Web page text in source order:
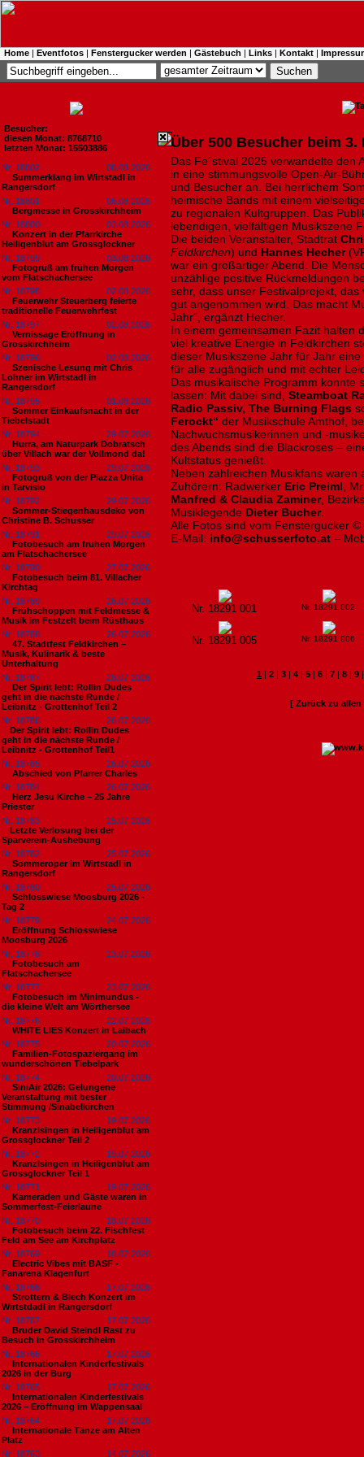
Home | Eventfotos | Fenstergucker werden | Gästebuch | Links | Kontakt |
Besucher:
diesen Monat: 8768710
letzten Monat: 15503886
Nr. 18802
08.08.2026
Summerklang im Wirtstadl in
Rangersdorf
Nr. 18801
06.08.2026
Bergmesse in Grosskirchheim
Nr. 18800
03.08.2026
Konzert in der Pfarrkirche
Heiligenblut am Grossglockner
Nr. 18799
03.08.2026
Fotogruß am frühen Morgen
vom Flatschachersee
Nr. 18798
02.08.2026
Feuerwehr Steuerberg feierte
traditionelle Feuerwehrfest
Nr. 18797
02.08.2026
Vernissage Eröffnung in
Grosskirchheim
Nr. 18796
02.08.2026
Szenische Lesung mit Chris
Lohner im Wirtstadl in
Rangersdorf
Nr. 18795
01.08.2026
Sommer Einkaufsnacht in der
Tiebelstadt
Nr. 18794
29.07.2026
Hurra, am Naturpark Dobratsch
über Villach war der Vollmond da!
Nr. 18793
29.07.2026
Fotogruß von der Piazza Unita
in Tarvisio
Nr. 18792
29.07.2026
Sommer-Stiegenhausdeko von
Christine B. Schusser
Nr. 18791
29.07.2026
Fotobesuch am frühen Morgen
am Flatschachersee
Nr. 18790
27.07.2026
Fotobesuch beim 81. Villacher
Kirchtag
Nr. 18789
26.07.2026
Frühschoppen mit Feldmesse &
Musik im Festzelt beim Rüsthaus
Nr. 18788
26.07.2026
47. Stadtfest Feldkirchen –
Musik, Kulinarik & beste
Unterhaltung
Nr. 18787
26.07.2026
Der Spirit lebt: Rollin Dudes
geht in die nächste Runde /
Leibnitz - Grottenhof Teil 2
Nr. 18786
26.07.2026
​Der Spirit lebt: Rollin Dudes
geht in die nächste Runde /
Leibnitz - Grottenhof Teil1
Nr. 18785
26.07.2026
Abschied von Pfarrer Charles
Nr. 18784
26.07.2026
Herz Jesu Kirche – 25 Jahre
Priester
Nr. 18783
25.07.2026
​Letzte Verlosung bei der
Sparverein-Aushebung
Nr. 18782
25.07.2026
Sommeroper im Wirtstadl in
Rangersdorf
Nr. 18780
25.07.2026
Schlosswiese Moosburg 2026 -
Tag 2
Nr. 18779
24.07.2026
Eröffnung Schlosswiese
Moosburg 2026
Nr. 18778
23.07.2026
Fotobesuch am
Flatschachersee
Nr. 18777
23.07.2026
Fotobesuch im Minimundus -
die kleine Welt am Wörthersee
Nr. 18776
22.07.2026
WHITE LIES Konzert in Laibach
Nr. 18775
20.07.2026
Familien-Fotospaziergang im
wunderschönen Tiebelpark
Nr. 18774
20.07.2026
SiniAir 2026: Gelungene
Veranstaltung mit bester
Stimmung /Sinabelkirchen
Nr. 18773
19.07.2026
Kranzlsingen in Heiligenblut am
Grossglockner Teil 2
Nr. 18772
19.07.2026
Kranzlsingen in Heiligenblut am
Grossglockner Teil 1
Nr. 18771
19.07.2026
Kameraden und Gäste waren in
Sommerfest-Feierlaune
Nr. 18770
18.07.2026
Fotobesuch beim 22. Fischfest
Feld am See am Kirchplatz
Nr. 18769
18.07.2026
Electric Vibes mit BASF -
Fanarena Klagenfurt
Nr. 18768
17.07.2026
Strottern & Blech Konzert im
Wirtstdadl in Rangersdorf
Nr. 18767
17.07.2026
Bruder David Steindl Rast zu
Besuch in Grosskirchheim
Nr. 18766
17.07.2026
Internationalen Kinderfestivals
2026 in der Burg
Nr. 18765
17.07.2026
Internationalen Kinderfestivals
2026 – Eröffnung im Wappensaal
Nr. 18764
17.07.2026
Internationale Tänze am Alten
Platz
Nr. 18763
14.07.2026
Über 500 Besucher beim 3.
Das Fe´stival 2025 verwandelte den
in eine stimmungsvolle Open-Air-
und Besucher an. Bei herrlichem
heimische Bands mit einem
zu regionalen Kultgruppen. Das
lebendigen, vielfältigen Musikszene
Die beiden Veranstalter, Stadtrat
Feldkirchen) und Hannes Hecher
war ein großartiger Abend. Die
unzählige positive Rückmeldungen
sehr, dass unser Festivalprojekt, das
gut angenommen wird. Das macht
Jahr“, ergänzt Hecher.
In einem gemeinsamen Fazit halten
viel kreative Energie in Feldkirchen
dieser Musikszene Jahr für Jahr
für alle zugänglich und mit echter
Das musikalische Programm konnte
lassen: Mit dabei sind, Steamboat
Radio Passiv, The Burning Flags
Ferockt“ der Musikschule Amthof,
Nachwuchsmusikerinnen und -
des Abends sind die Blackroses –
Kultstatus genießt.
Neben zahlreichen Musikfans
Zuhörern: Radwerker Eric Preiml ,
Manfred & Claudia Zaminer,
Musiklegende Dieter Bucher.
Alle Fotos sind vom Fenstergucker ©
E-Mail: info@schusserfoto.at –
Nr. 18291 001 Nr. 18291 002
Nr. 18291 005 Nr. 18291 006
1 | 2 | 3 | 4 | 5 | 6 | 7 | 8 | 9
[ Zurück zu